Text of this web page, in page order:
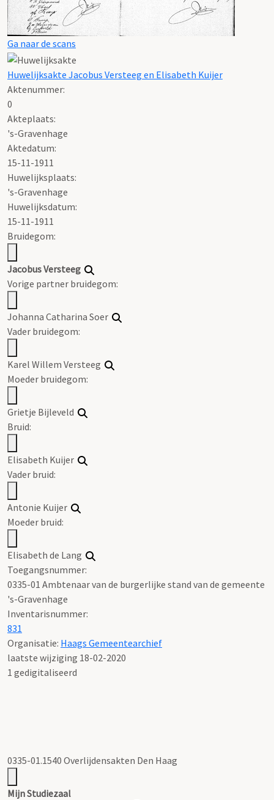
Ga naar de scans
Huwelijksakte Jacobus Versteeg en Elisabeth Kuijer
Aktenummer:
0
Akteplaats:
's-Gravenhage
Aktedatum:
15-11-1911
Huwelijksplaats:
's-Gravenhage
Huwelijksdatum:
15-11-1911
Bruidegom:
Jacobus Versteeg
Vorige partner bruidegom:
Johanna Catharina Soer
Vader bruidegom:
Karel Willem Versteeg
Moeder bruidegom:
Grietje Bijleveld
Bruid:
Elisabeth Kuijer
Vader bruid:
Antonie Kuijer
Moeder bruid:
Elisabeth de Lang
Toegangsnummer:
0335-01 Ambtenaar van de burgerlijke stand van de gemeente
's-Gravenhage
Inventarisnummer:
831
Organisatie: Haags Gemeentearchief
laatste wijziging 18-02-2020
1 gedigitaliseerd
0335-01.1540 Overlijdensakten Den Haag
Mijn Studiezaal